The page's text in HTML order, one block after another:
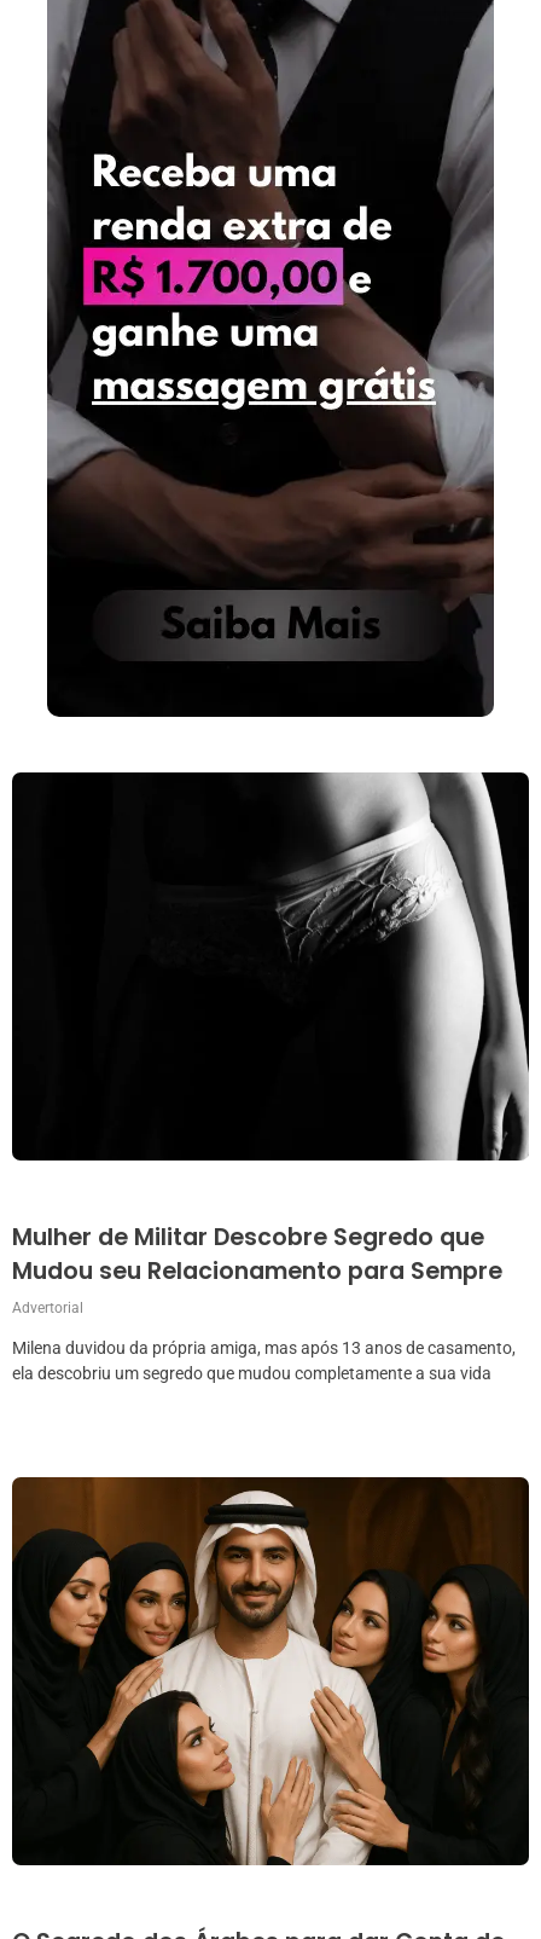
Mulher de Militar Descobre Segredo que
Mudou seu Relacionamento para Sempre
Advertorial
Milena duvidou da própria amiga, mas após 13 anos de casamento,
ela descobriu um segredo que mudou completamente a sua vida